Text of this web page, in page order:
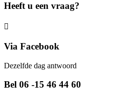
Heeft u een vraag?
Via Facebook
Dezelfde dag antwoord
Bel 06 -15 46 44 60